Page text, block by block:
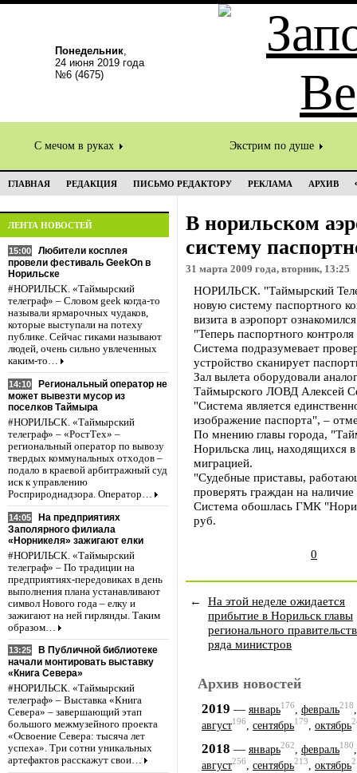
Понедельник,
24 июня 2019 года
№6 (4675)
С мечом в руках Экстрим по душе
ГЛАВНАЯ РЕДАКЦИЯ ПИСЬМО РЕДАКТОРУ РЕКЛАМА АРХИВ
ЛЕНТА НОВОСТЕЙ
15:00
Любители косплея
провели фестиваль GeekOn в
Норильске
#НОРИЛЬСК. «Таймырский
телеграф» – Словом geek когда-то
называли ярмарочных чудаков,
которые выступали на потеху
публике. Сейчас гиками называют
людей, очень сильно увлеченных
каким-то…
14:10
Региональный оператор не
может вывезти мусор из
поселков Таймыра
#НОРИЛЬСК. «Таймырский
телеграф» – «РостТех» –
региональный оператор по вывозу
твердых коммунальных отходов –
подало в краевой арбитражный суд
иск к управлению
Росприроднадзора. Оператор…
14:05
На предприятиях
Заполярного филиала
«Норникеля» зажигают елки
#НОРИЛЬСК. «Таймырский
телеграф» – По традиции на
предприятиях-передовиках в день
выполнения плана устанавливают
символ Нового года – елку и
зажигают на ней гирлянды. Таким
образом…
13:25
В Публичной библиотеке
начали монтировать выставку
«Книга Севера»
#НОРИЛЬСК. «Таймырский
телеграф» – Выставка «Книга
Севера» – завершающий этап
большого межмузейного проекта
«Освоение Севера: тысяча лет
успеха». Три сотни уникальных
артефактов расскажут свои…
В норильском
систему
31 марта 2009 года, вторник, 13:25
НОРИЛЬСК. "Таймырский
новую систему паспортного
визита в аэропорт
"Теперь паспортного
Система подразумевает
устройство сканирует
Зал вылета оборудовали
Таймырского ЛОВД Алексей
"Система является
изображение паспорта", –
По мнению главы города,
Норильска лиц, находящихся
миграцией.
"Судебные приставы,
проверять граждан на
Система обошлась ГМК
руб.
0
←
На этой неделе ожидается
прибытие в Норильск главы
регионального
ряда министров
Архив новостей
2019 — январь176 февраль218
август196, сентябрь179, октябрь
2018 — январь262 февраль180
август256, сентябрь213, октябрь